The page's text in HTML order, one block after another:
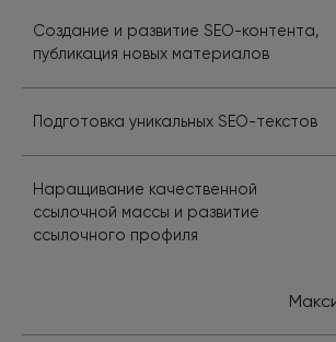
Создание и развитие SEO-контента,
публикация новых материалов
Подготовка уникальных SEO-текстов
Наращивание качественной
ссылочной массы и развитие
ссылочного профиля